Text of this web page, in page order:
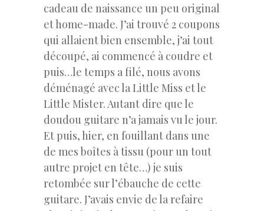
cadeau de naissance un peu original
et home-made. J’ai trouvé 2 coupons
qui allaient bien ensemble, j’ai tout
découpé, ai commencé à coudre et
puis…le temps a filé, nous avons
déménagé avec la Little Miss et le
Little Mister. Autant dire que le
doudou guitare n’a jamais vu le jour.
Et puis, hier, en fouillant dans une
de mes boîtes à tissu (pour un tout
autre projet en tête…) je suis
retombée sur l’ébauche de cette
guitare. J’avais envie de la refaire